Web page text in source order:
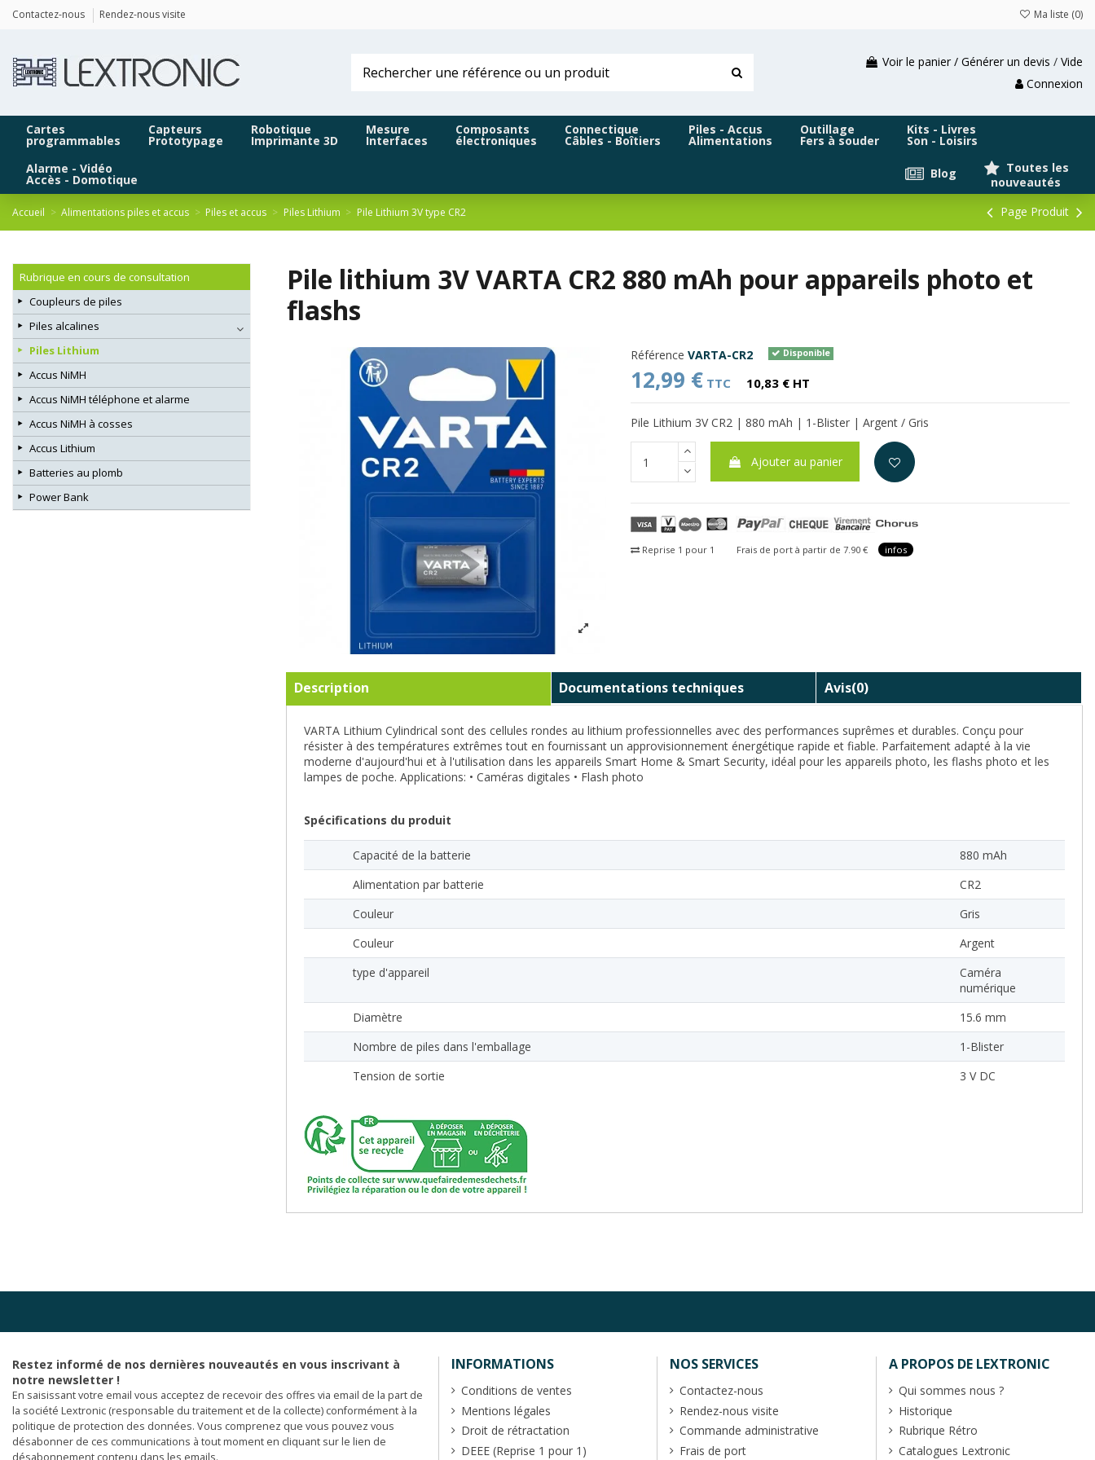
Contactez-nous Rendez-nous visite Ma liste (0)
Voir le panier / Générer un devis / Vide
Connexion
Cartes
programmables
Capteurs
Prototypage
Robotique
Imprimante 3D
Mesure
Interfaces
Composants
électroniques
Connectique
Câbles - Boîtiers
Piles - Accus
Alimentations
Outillage
Fers à souder
Kits - Livres
Son - Loisirs
Alarme - Vidéo
Accès - Domotique
Toutes les
nouveautés
Blog
Accueil Alimentations piles et accus Piles et accus Piles Lithium Pile Lithium 3V type CR2 Page Produit
Pile lithium 3V VARTA CR2 880 mAh pour appareils photo et
flashs
Référence VARTA-CR2 Disponible
12,99 € TTC 10,83 € HT
Pile Lithium 3V CR2 | 880 mAh | 1-Blister | Argent / Gris
Ajouter au panier
Reprise 1 pour 1 Frais de port à partir de 7.90 € infos
Description Documentations techniques Avis(0)
VARTA Lithium Cylindrical sont des cellules rondes au lithium professionnelles avec des performances suprêmes et durables. Conçu pour
résister à des températures extrêmes tout en fournissant un approvisionnement énergétique rapide et fiable. Parfaitement adapté à la vie
moderne d'aujourd'hui et à l'utilisation dans les appareils Smart Home & Smart Security, idéal pour les appareils photo, les flashs photo et les
lampes de poche. Applications: • Caméras digitales • Flash photo
Spécifications du produit
Capacité de la batterie
880 mAh
Alimentation par batterie
CR2
Couleur
Gris
Couleur
Argent
type d'appareil
Caméra
numérique
Diamètre
15.6 mm
Nombre de piles dans l'emballage
1-Blister
Tension de sortie
3 V DC
Rubrique en cours de consultation
Coupleurs de piles
Piles alcalines
Piles Lithium
Accus NiMH
Accus NiMH téléphone et alarme
Accus NiMH à cosses
Accus Lithium
Batteries au plomb
Power Bank
Restez informé de nos dernières nouveautés en vous inscrivant à
notre newsletter !
En saisissant votre email vous acceptez de recevoir des offres via email de la part de
la société Lextronic (responsable du traitement et de la collecte) conformément à la
politique de protection des données. Vous comprenez que vous pouvez vous
désabonner de ces communications à tout moment en cliquant sur le lien de
INFORMATIONS
Conditions de ventes
Mentions légales
Droit de rétractation
DEEE (Reprise 1 pour 1)
NOS SERVICES
Contactez-nous
Rendez-nous visite
Commande administrative
Frais de port
A PROPOS DE LEXTRONIC
Qui sommes nous ?
Historique
Rubrique Rétro
Catalogues Lextronic
Panneau de gestion des cookies